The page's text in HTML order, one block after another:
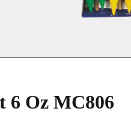
6 Oz MC806